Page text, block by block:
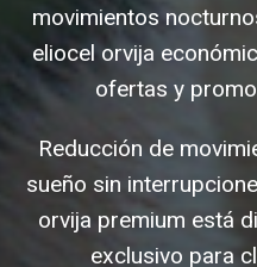
movimientos
eliocel orvija
ofertas y
Reducción de
sueño sin
orvija premium está
exclusivo para